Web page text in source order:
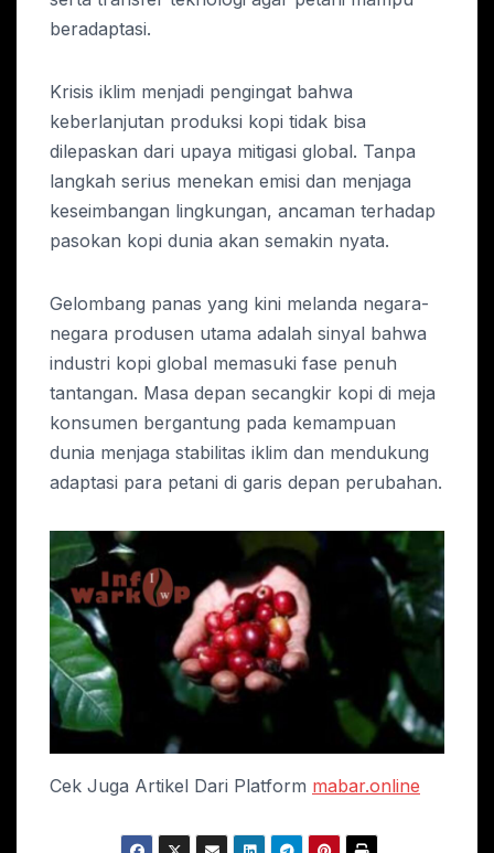
beradaptasi.
Krisis iklim menjadi pengingat bahwa
keberlanjutan produksi kopi tidak bisa
dilepaskan dari upaya mitigasi global. Tanpa
langkah serius menekan emisi dan menjaga
keseimbangan lingkungan, ancaman terhadap
pasokan kopi dunia akan semakin nyata.
Gelombang panas yang kini melanda negara-
negara produsen utama adalah sinyal bahwa
industri kopi global memasuki fase penuh
tantangan. Masa depan secangkir kopi di meja
konsumen bergantung pada kemampuan
dunia menjaga stabilitas iklim dan mendukung
adaptasi para petani di garis depan perubahan.
Cek Juga Artikel Dari Platform mabar.online